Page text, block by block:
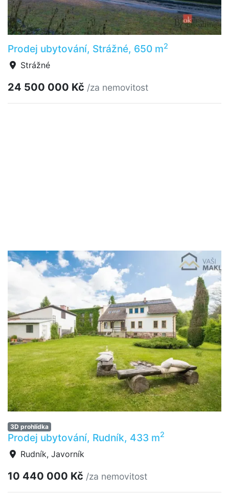
Prodej ubytování, Strážné, 650 m2
Strážné
24 500 000 Kč /za nemovitost
3D prohlídka
Prodej ubytování, Rudník, 433 m2
Rudník, Javorník
10 440 000 Kč /za nemovitost